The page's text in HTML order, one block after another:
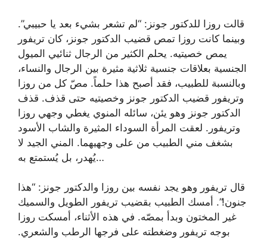
قالت روزا للدكتور جونز: “لم تشعر بشيء بعد يا حبيبي”.
وبينما كانت روزا تمص قضيب الدكتور جونز، كان تريفور
يمص خصيتيه. يحلم الكثير من الرجال ثنائيي الميول
الجنسية بعلاقات جنسية ثلاثية مثيرة بين الرجال والنساء،
وبالنسبة للطبيب، فقد أصبح هذا حلماً. مصّ كل من روزا
وتريفور قضيب الدكتور جونز وخصيتيه حتى قذف. قذف
الدكتور جونز وهو يئن، سائله المنوي يغطي وجهي روزا
وتريفور. لعقت المرأة السوداء المثيرة والشاب الأسود
بشغف مني الطبيب من على وجهيهما. المني الجيد لا
يُهدر، بل يُستمتع به…
قال تريفور وهو يجد نفسه بين روزا والدكتور جونز: “هذا
جنون!”. أمسك الطبيب بقضيب تريفور الطويل والسميك
غير المختون وبدأ بمصّه. في هذه الأثناء، أمسكت روزا
بوجه تريفور وضغطته على فرجها الرطب والشعري.